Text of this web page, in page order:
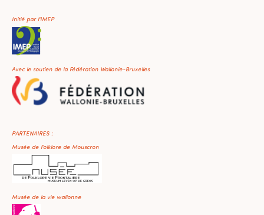
Initié par l'IMEP
Avec le soutien de la Fédération Wallonie-Bruxelles
PARTENAIRES :
Musée de Folklore de Mouscron
Musée de la vie wallonne